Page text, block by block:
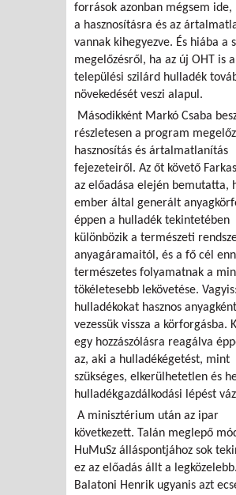
források azonban mégsem ide,
a hasznosításra és az
vannak kihegyezve. És hiába a
megelőzésről, ha az új OHT is a
települési szilárd hulladék
növekedését veszi alapul.
Másodikként Markó Csaba
részletesen a program
hasznosítás és ártalmatlanítás
fejezeteiről. Az őt követő
az előadása elején bemutatta,
ember által generált
éppen a hulladék tekintetében
különbözik a természeti
anyagáramaitól, és a fő cél
természetes folyamatnak a
tökéletesebb lekövetése.
hulladékokat hasznos anyagként
vezessük vissza a körforgásba.
egy hozzászólásra reagálva
az, aki a hulladékégetést, mint
szükséges, elkerülhetetlen és
hulladékgazdálkodási lépést
A minisztérium után az ipar
következett. Talán meglepő
HuMuSz álláspontjához sok
ez az előadás állt a legközelebb.
Balatoni Henrik ugyanis azt